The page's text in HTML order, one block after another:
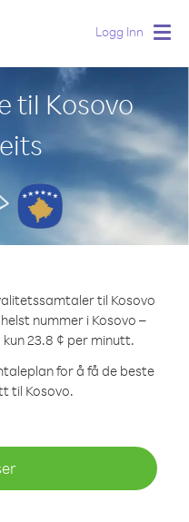
Logg Inn
til Kosovo
til Kosovo
nummer i Kosovo –
23.8 ¢ per minutt.
for å få de beste
til Kosovo.